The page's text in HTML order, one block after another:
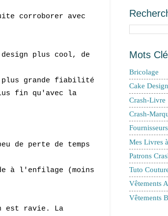
corroborer avec
ign plus cool, de
plus grande fiabilité
fin qu'avec la
de perte de temps
à l'enfilage (moins
est ravie. La
Mots
Bricolage
Cake Design
Crash-Livre
Crash-
Mes Livres
Patrons
Tuto
Vêtements
Vêtements